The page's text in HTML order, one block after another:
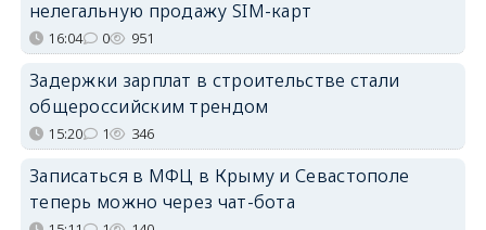
нелегальную продажу SIM-карт
16:04 0 951
Задержки зарплат в строительстве стали
общероссийским трендом
15:20 1 346
Записаться в МФЦ в Крыму и Севастополе
теперь можно через чат-бота